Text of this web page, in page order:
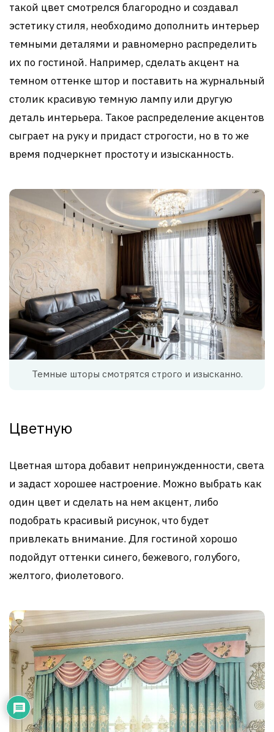
такой цвет смотрелся благородно и создавал
эстетику стиля, необходимо дополнить интерьер
темными деталями и равномерно распределить
их по гостиной. Например, сделать акцент на
темном оттенке штор и поставить на журнальный
столик красивую темную лампу или другую
деталь интерьера. Такое распределение акцентов
сыграет на руку и придаст строгости, но в то же
время подчеркнет простоту и изысканность.
Темные шторы смотрятся строго и изысканно.
Цветную
Цветная штора добавит непринужденности, света
и задаст хорошее настроение. Можно выбрать как
один цвет и сделать на нем акцент, либо
подобрать красивый рисунок, что будет
привлекать внимание. Для гостиной хорошо
подойдут оттенки синего, бежевого, голубого,
желтого, фиолетового.